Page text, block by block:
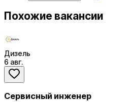
Похожие вакансии
Дизель
6 авг.
Сервисный инженер